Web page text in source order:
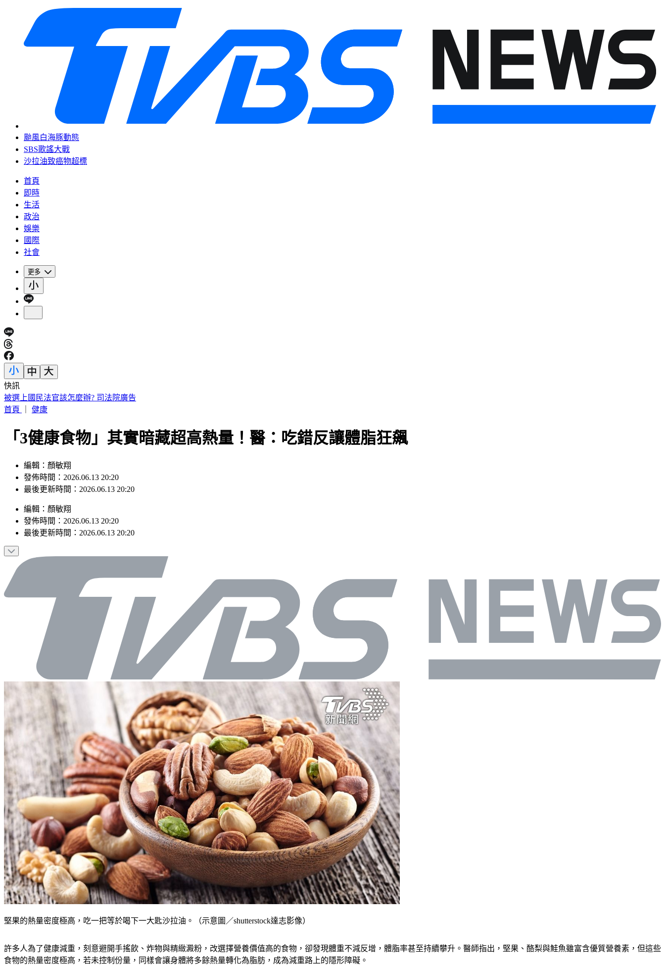
颱風白海豚動態
SBS歌謠大戰
沙拉油致癌物超標
首頁
即時
生活
政治
娛樂
國際
社會
更多
快訊
被選上國民法官該怎麼辦? 司法院廣告
首頁
健康
「3健康食物」其實暗藏超高熱量！醫：吃錯反讓體脂狂飆
編輯：顏敏翔
發佈時間：2026.06.13 20:20
最後更新時間：2026.06.13 20:20
編輯 ： 顏敏翔
發佈時間： 2026.06.13 20:20
最後更新時間： 2026.06.13 20:20
堅果的熱量密度極高，吃一把等於喝下一大匙沙拉油。（示意圖／shutterstock達志影像）
許多人為了健康減重，刻意避開手搖飲、炸物與精緻澱粉，改選擇營養價值高的食物，卻發現體重不減反增，體脂率甚至持續攀升。醫師指出，堅果、酪梨與鮭魚雖富含優質營養素，但這些
食物的熱量密度極高，若未控制份量，同樣會讓身體將多餘熱量轉化為脂肪，成為減重路上的隱形障礙。